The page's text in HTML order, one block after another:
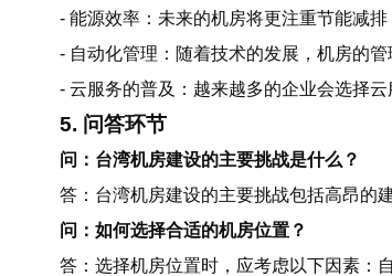
- 能源效率：未来的机房将更注重节能减排
- 自动化管理：随着技术的发展，机房的管
- 云服务的普及：越来越多的企业会选择云
5. 问答环节
问：台湾机房建设的主要挑战是什么？
答：台湾机房建设的主要挑战包括高昂的
问：如何选择合适的机房位置？
答：选择机房位置时，应考虑以下因素：